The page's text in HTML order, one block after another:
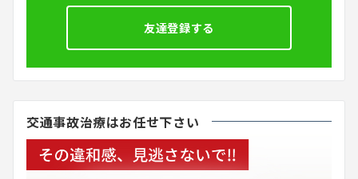
友達登録する
交通事故治療はお任せ下さい